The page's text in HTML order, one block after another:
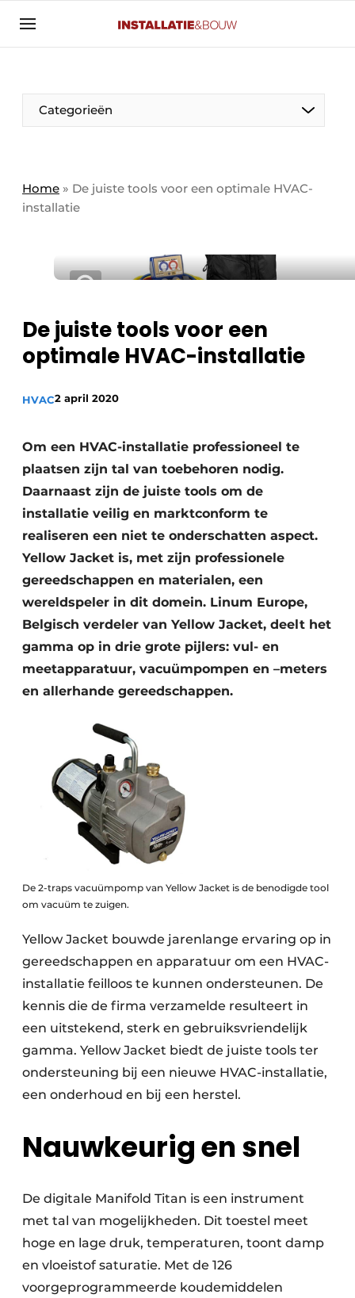
Aanmelden
Banner overzicht
BedrijvenAanmeldenBedankt voor de aanmelding
Contact
Evenement aanmelden
Meest gelezen
Podcasts
Privacy / Cookie statement
Vacatures
Categorieën
Panelgesprek
HVAC
Sanitair
Binnenklimaat
Brandbeveiliging
Ventilatie
Warmtepompen
Home » De juiste tools voor een optimale HVAC-
installatie
De juiste tools voor een
optimale HVAC-installatie
HVAC2 april 2020
Om een HVAC-installatie professioneel te
plaatsen zijn tal van toebehoren nodig.
Daarnaast zijn de juiste tools om de
installatie veilig en marktconform te
realiseren een niet te onderschatten aspect.
Yellow Jacket is, met zijn professionele
gereedschappen en materialen, een
wereldspeler in dit domein. Linum Europe,
Belgisch verdeler van Yellow Jacket, deelt het
gamma op in drie grote pijlers: vul- en
meetapparatuur, vacuümpompen en –meters
en allerhande gereedschappen.
De 2-traps vacuümpomp van Yellow Jacket is de benodigde tool
om vacuüm te zuigen.
Yellow Jacket bouwde jarenlange ervaring op in
gereedschappen en apparatuur om een HVAC-
installatie feilloos te kunnen ondersteunen. De
kennis die de firma verzamelde resulteert in
een uitstekend, sterk en gebruiksvriendelijk
gamma. Yellow Jacket biedt de juiste tools ter
ondersteuning bij een nieuwe HVAC-installatie,
een onderhoud en bij een herstel.
Nauwkeurig en snel
De digitale Manifold Titan is een instrument
met tal van mogelijkheden. Dit toestel meet
hoge en lage druk, temperaturen, toont damp
en vloeistof saturatie. Met de 126
voorgeprogrammeerde koudemiddelen